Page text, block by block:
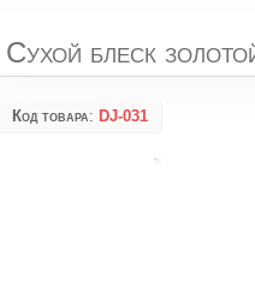
Сухой блеск
Код товара: DJ-031